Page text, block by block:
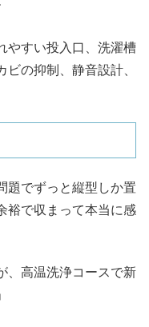
やすい投入口、洗濯槽
の抑制、静音設計、
題でずっと縦型しか置
裕で収まって本当に感
、高温洗浄コースで新